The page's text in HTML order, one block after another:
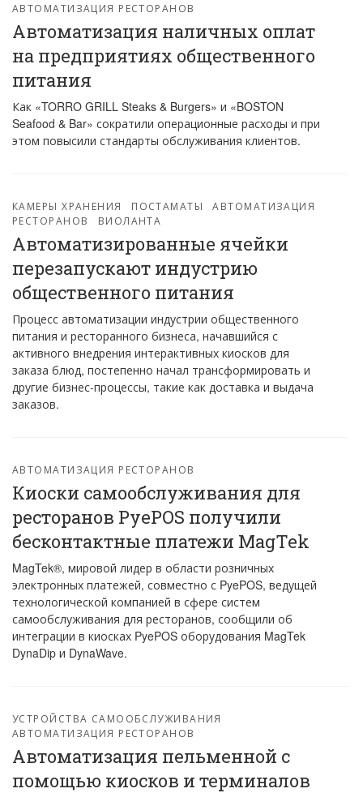
АВТОМАТИЗАЦИЯ РЕСТОРАНОВ
Автоматизация наличных оплат
на предприятиях общественного
питания
Как «TORRO GRILL Steaks & Burgers» и «BOSTON
Seafood & Bar» сократили операционные расходы и при
этом повысили стандарты обслуживания клиентов.
КАМЕРЫ ХРАНЕНИЯ ПОСТАМАТЫ
АВТОМАТИЗАЦИЯ
РЕСТОРАНОВ
ВИОЛАНТА
Автоматизированные ячейки
перезапускают индустрию
общественного питания
Процесс автоматизации индустрии общественного
питания и ресторанного бизнеса, начавшийся с
активного внедрения интерактивных киосков для
заказа блюд, постепенно начал трансформировать и
другие бизнес-процессы, такие как доставка и выдача
заказов.
АВТОМАТИЗАЦИЯ РЕСТОРАНОВ
Киоски самообслуживания для
ресторанов PyePOS получили
бесконтактные платежи MagTek
MagTek®, мировой лидер в области розничных
электронных платежей, совместно с PyePOS, ведущей
технологической компанией в сфере систем
самообслуживания для ресторанов, сообщили об
интеграции в киосках PyePOS оборудования MagTek
DynaDip и DynaWave.
УСТРОЙСТВА САМООБСЛУЖИВАНИЯ
АВТОМАТИЗАЦИЯ РЕСТОРАНОВ
Автоматизация пельменной с
помощью киосков и терминалов